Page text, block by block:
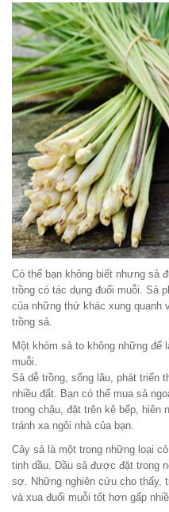
Có thể bạn không biết nhưng sả
trồng có tác dụng đuổi muỗi. Sả
của những thứ khác xung quanh
trồng sả.
Một khóm sả to không những để
muỗi.
Sả dễ trồng, sống lâu, phát triển
nhiều đất. Bạn có thể mua sả
trong chậu, đặt trên kệ bếp, hiên
tránh xa ngôi nhà của bạn.
Cây sả là một trong những loại
tinh dầu. Dầu sả được đặt trong
sợ. Những nghiên cứu cho thấy,
và xua đuổi muỗi tốt hơn gấp